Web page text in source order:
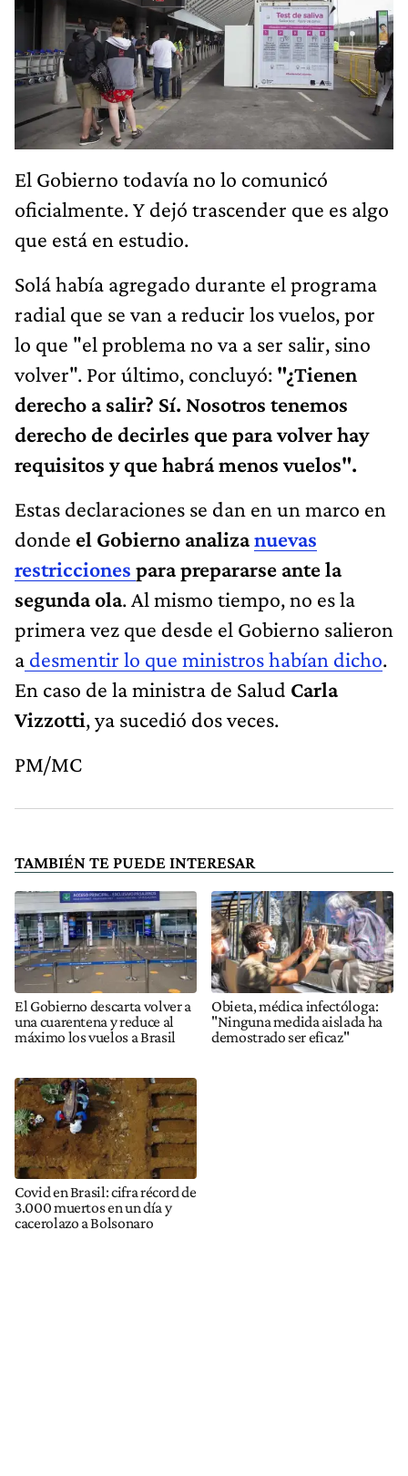
El Gobierno todavía no lo comunicó
oficialmente. Y dejó trascender que es algo
que está en estudio.
Solá había agregado durante el programa
radial que se van a reducir los vuelos, por
lo que "el problema no va a ser salir, sino
volver". Por último, concluyó: "¿Tienen
derecho a salir? Sí. Nosotros tenemos
derecho de decirles que para volver hay
requisitos y que habrá menos vuelos".
Estas declaraciones se dan en un marco en
donde el Gobierno analizanuevas
restricciones para prepararse ante la
segunda ola. Al mismo tiempo, no es la
primera vez que desde el Gobierno salieron
a desmentir lo que ministros habían dicho.
En caso de la ministra de Salud Carla
Vizzotti, ya sucedió dos veces.
PM/MC
TAMBIÉN TE PUEDE INTERESAR
El Gobierno descarta volver a
una cuarentena y reduce al
máximo los vuelos a Brasil
Obieta, médica infectóloga:
"Ninguna medida aislada ha
demostrado ser eficaz"
Covid en Brasil: cifra récord de
3.000 muertos en un día y
cacerolazo a Bolsonaro